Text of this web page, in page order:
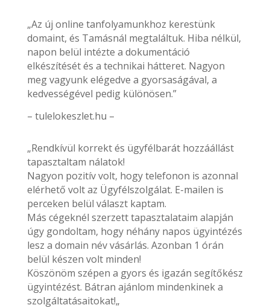
„Az új online tanfolyamunkhoz kerestünk
domaint, és Tamásnál megtaláltuk. Hiba nélkül,
napon belül intézte a dokumentáció
elkészítését és a technikai hátteret. Nagyon
meg vagyunk elégedve a gyorsaságával, a
kedvességével pedig különösen.”
– tulelokeszlet.hu –
„Rendkívül korrekt és ügyfélbarát hozzáállást
tapasztaltam nálatok!
Nagyon pozitív volt, hogy telefonon is azonnal
elérhető volt az Ügyfélszolgálat. E-mailen is
perceken belül választ kaptam.
Más cégeknél szerzett tapasztalataim alapján
úgy gondoltam, hogy néhány napos ügyintézés
lesz a domain név vásárlás. Azonban 1 órán
belül készen volt minden!
Köszönöm szépen a gyors és igazán segítőkész
ügyintézést. Bátran ajánlom mindenkinek a
szolgáltatásaitokat!„